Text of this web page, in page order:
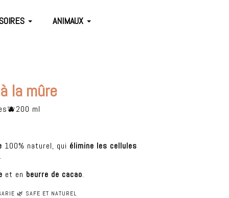
ANIMAUX
la mûre
ml
100% naturel, qui élimine les cellules
et en beurre de cacao.
🌿 SAFE ET NATUREL